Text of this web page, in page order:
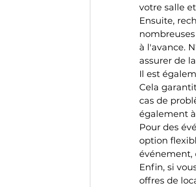
votre salle
Ensuite,
à l'avance.
assurer de
Il est
Cela
cas de
également
Pour des
option
événement,
Enfin, si
offres de